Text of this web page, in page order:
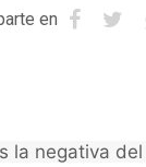
en
la negativa